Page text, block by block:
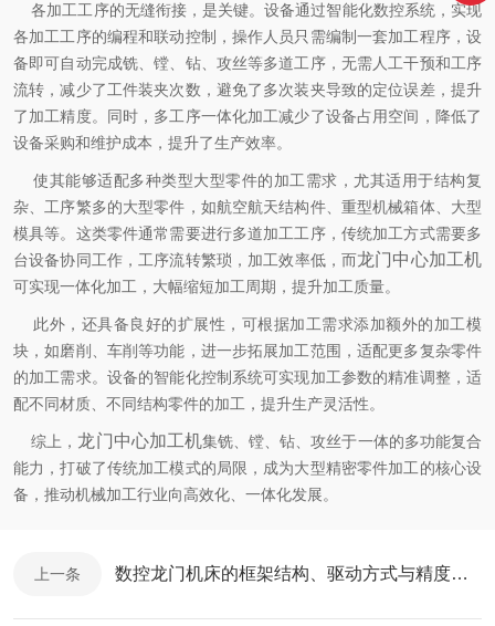
各加工工序的无缝衔接，是关键。设备通过智能化数控系统，实现
各加工工序的编程和联动控制，操作人员只需编制一套加工程序，设
备即可自动完成铣、镗、钻、攻丝等多道工序，无需人工干预和工序
流转，减少了工件装夹次数，避免了多次装夹导致的定位误差，提升
了加工精度。同时，多工序一体化加工减少了设备占用空间，降低了
设备采购和维护成本，提升了生产效率。
使其能够适配多种类型大型零件的加工需求，尤其适用于结构复
杂、工序繁多的大型零件，如航空航天结构件、重型机械箱体、大型
模具等。这类零件通常需要进行多道加工工序，传统加工方式需要多
台设备协同工作，工序流转繁琐，加工效率低，而龙门中心加工机
可实现一体化加工，大幅缩短加工周期，提升加工质量。
此外，还具备良好的扩展性，可根据加工需求添加额外的加工模
块，如磨削、车削等功能，进一步拓展加工范围，适配更多复杂零件
的加工需求。设备的智能化控制系统可实现加工参数的精准调整，适
配不同材质、不同结构零件的加工，提升生产灵活性。
综上， 龙门中心加工机集铣、镗、钻、攻丝于一体的多功能复合
能力，打破了传统加工模式的局限，成为大型精密零件加工的核心设
备，推动机械加工行业向高效化、一体化发展。
上一条 数控龙门机床的框架结构、驱动方式与精度控制